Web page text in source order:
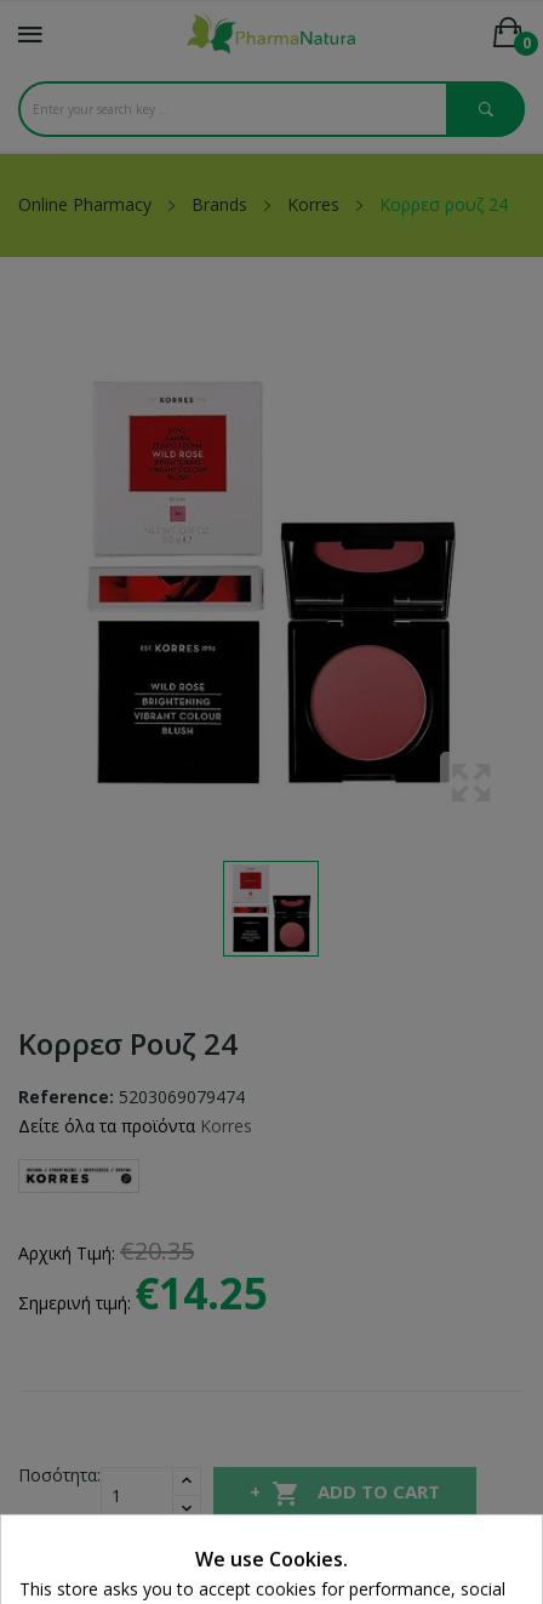
0
Online Pharmacy Brands Korres Κορρεσ ρουζ 24
Κορρεσ Ρουζ 24
Reference: 5203069079474
Δείτε όλα τα προϊόντα Korres
Αρχική Τιμή: €20.35
Σημερινή τιμή: €14.25
Ποσότητα:
 ADD TO CART
Share
We use Cookies.
This store asks you to accept cookies for performance, social